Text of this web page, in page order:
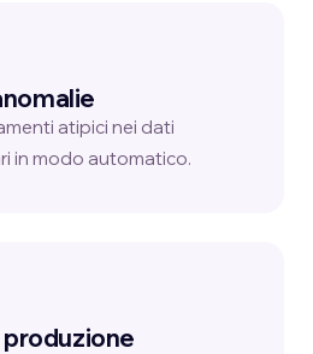
atipici nei dati
in modo automatico.